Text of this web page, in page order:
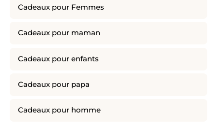
Cadeaux pour Femmes
Cadeaux pour maman
Cadeaux pour enfants
Cadeaux pour papa
Cadeaux pour homme